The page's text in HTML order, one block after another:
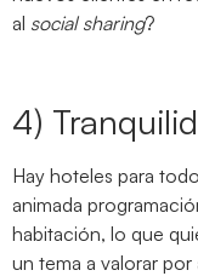
al social sharing?
4)
Hay hoteles para
animada
habitación, lo que
un tema a valorar